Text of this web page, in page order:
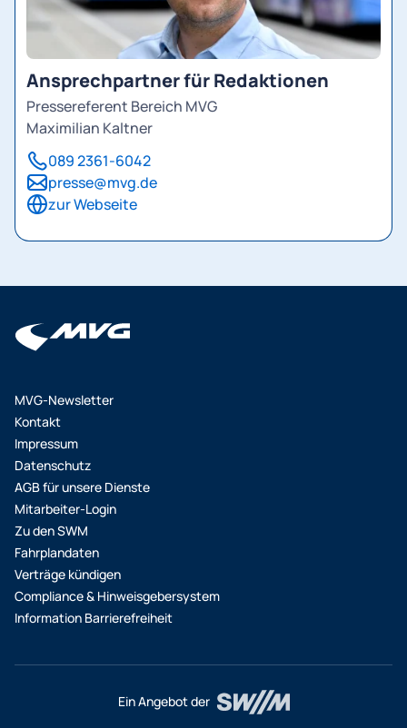
Ansprechpartner für Redaktionen
Pressereferent Bereich MVG
Maximilian Kaltner
089 2361-6042
presse@mvg.de
zur Webseite
MVG-Newsletter
Kontakt
Impressum
Datenschutz
AGB für unsere Dienste
Mitarbeiter-Login
Zu den SWM
Fahrplandaten
Verträge kündigen
Compliance & Hinweisgebersystem
Information Barrierefreiheit
Ein Angebot der